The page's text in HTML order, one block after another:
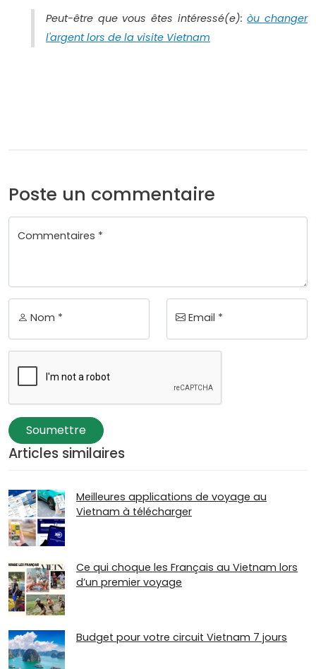
Peut-être que vous êtes intéressé(e):òu changer
l'argent lors de la visite Vietnam
Poste un commentaire
Commentaires *
Nom * Email *
Soumettre
Articles similaires
Meilleures applications de voyage au
Vietnam à télécharger
Ce qui choque les Français au Vietnam lors
d’un premier voyage
Budget pour votre circuit Vietnam 7 jours